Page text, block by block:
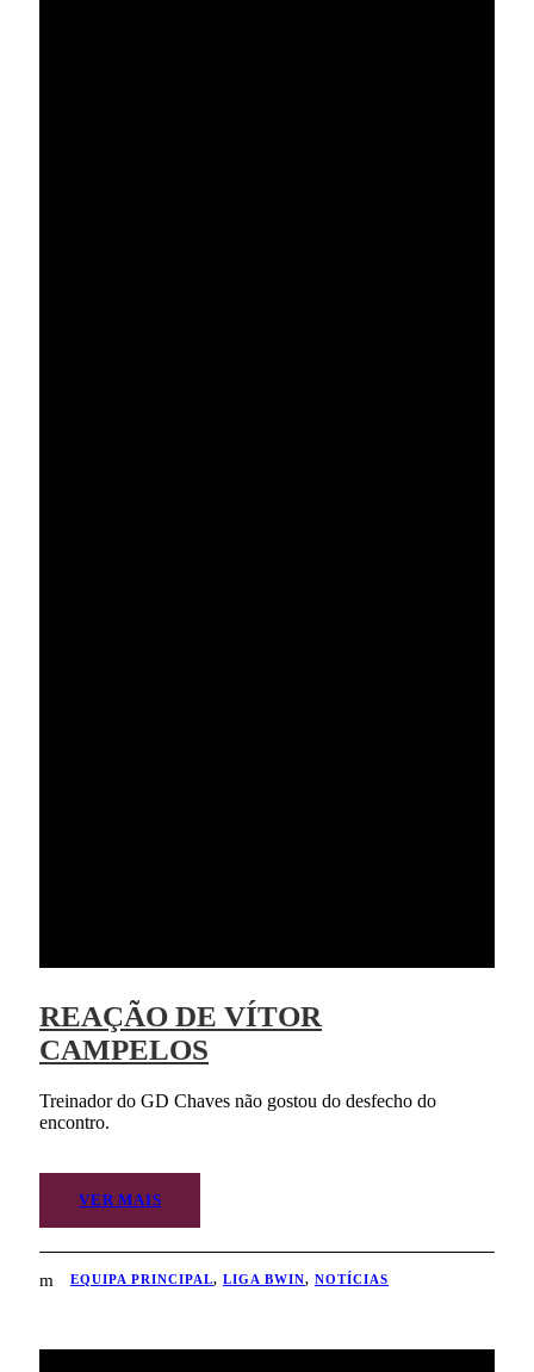
REAÇÃO DE VÍTOR
CAMPELOS
Treinador do GD Chaves não gostou do desfecho do
encontro.
VER MAIS
EQUIPA PRINCIPAL, LIGA BWIN, NOTÍCIAS